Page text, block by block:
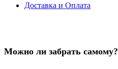
Доставка и Оплата
Можно ли забрать самому?